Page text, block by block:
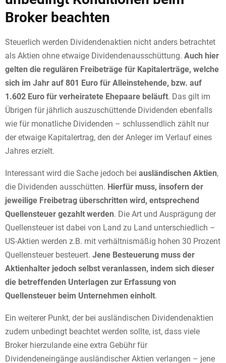
Broker beachten
Steuerlich werden Dividendenaktien nicht anders betrachtet
als Aktien ohne etwaige Dividendenausschüttung. Auch hier
gelten die regulären Freibeträge für Kapitalerträge, welche
sich im Jahr auf 801 Euro für Alleinstehende, bzw. auf
1.602 Euro für verheiratete Ehepaare beläuft. Das gilt im
Übrigen für jährlich auszuschüttende Dividenden ebenfalls
wie für monatliche Dividenden – schlussendlich zählt nur
der etwaige Kapitalertrag, den der Anleger im Verlauf eines
Jahres erzielt.
Interessant wird die Sache jedoch bei ausländischen Aktien,
die Dividenden ausschütten. Hierfür muss, insofern der
jeweilige Freibetrag überschritten wird, entsprechend
Quellensteuer gezahlt werden. Die Art und Ausprägung der
Quellensteuer ist dabei von Land zu Land unterschiedlich –
US-Aktien werden z.B. mit verhältnismäßig hohen 30 Prozent
Quellensteuer besteuert. Jene Besteuerung muss der
Aktienhalter jedoch selbst veranlassen, indem sich dieser
die betreffenden Unterlagen zur Erfassung von
Quellensteuer beim Unternehmen einholt.
Ein weiterer Punkt, der bei ausländischen Dividendenaktien
zudem unbedingt beachtet werden sollte, ist, dass viele
Broker hierzulande eine extra Gebühr für
Dividendeneingänge ausländischer Aktien verlangen – jene